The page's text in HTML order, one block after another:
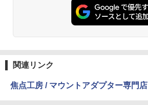
関連リンク
焦点工房 / マウントアダプター専門店